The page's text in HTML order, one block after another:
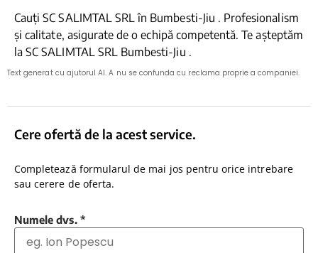
Cauți SC SALIMTAL SRL în Bumbesti-Jiu . Profesionalism
și calitate, asigurate de o echipă competentă. Te așteptăm
la SC SALIMTAL SRL Bumbesti-Jiu .
Text generat cu ajutorul AI. A nu se confunda cu reclama proprie a companiei.
Cere ofertă de la acest service.
Completează formularul de mai jos pentru orice intrebare
sau cerere de oferta.
Numele dvs. *